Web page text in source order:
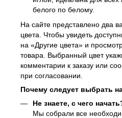
белого по белому.
На сайте представлено два
цвета. Чтобы увидеть
на «Другие цвета» и
товара. Выбранный цвет
комментарии к заказу или
при согласовании.
Почему следует выбрать
Не знаете, с чего
Мы собрали все